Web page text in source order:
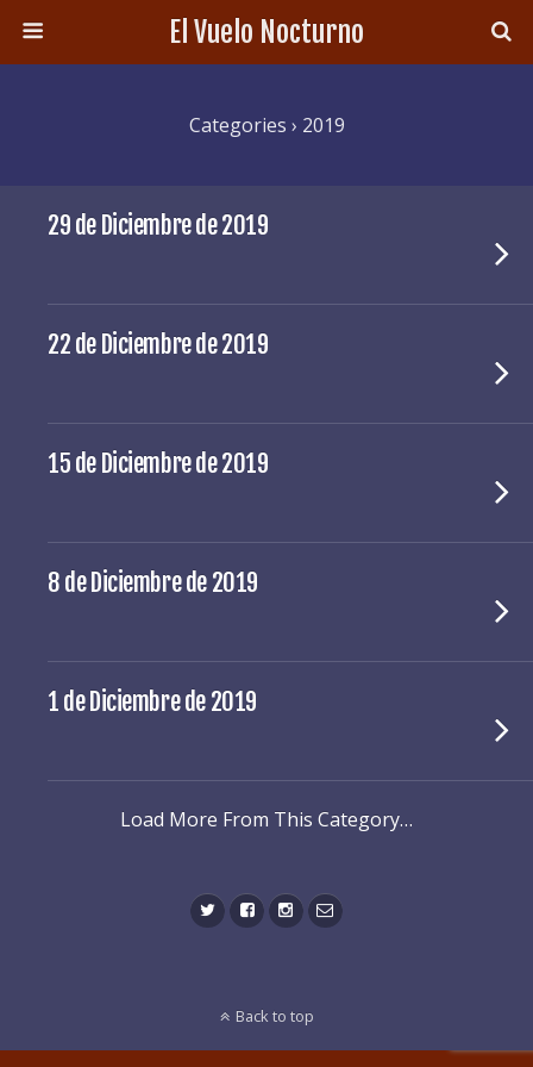
El Vuelo Nocturno
Categories › 2019
29 de Diciembre de 2019
22 de Diciembre de 2019
15 de Diciembre de 2019
8 de Diciembre de 2019
1 de Diciembre de 2019
Load More From This Category…
Back to top